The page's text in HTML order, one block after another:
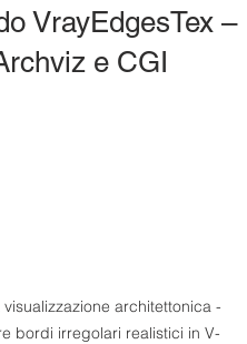
VrayEdgesTex –
e CGI
visualizzazione architettonica -
bordi irregolari realistici in V-